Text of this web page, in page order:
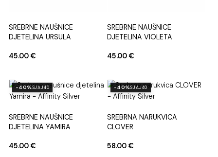
SREBRNE NAUŠNICE
DJETELINA URSULA
45.00€
SREBRNE NAUŠNICE
DJETELINA VIOLETA
45.00€
SREBRNE NAUŠNICE
DJETELINA YAMIRA
45.00€
-40%SJAJ40
SREBRNA NARUKVICA
CLOVER
58.00€
-40%SJAJ40